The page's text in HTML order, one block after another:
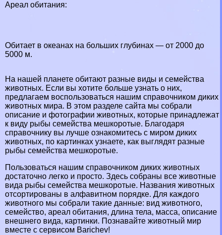
Ареал обитания:
Обитает в океанах на больших глубинах — от 2000 до
5000 м.
На нашей планете обитают разные виды и семейства
животных. Если вы хотите больше узнать о них,
предлагаем воспользоваться нашим справочником диких
животных мира. В этом разделе сайта мы собрали
описание и фотографии животных, которые принадлежат
к виду рыбы семейства мешкоротые. Благодаря
справочнику вы лучше ознакомитесь с миром диких
животных, по картинках узнаете, как выглядят разные
рыбы семейства мешкоротые.
Пользоваться нашим справочником диких животных
достаточно легко и просто. Здесь собраны все животные
вида рыбы семейства мешкоротые. Названия животных
отсортированы в алфавитном порядке. Для каждого
животного мы собрали такие данные: вид животного,
семейство, ареал обитания, длина тела, масса, описание
внешнего вида, картинки. Познавайте животный мир
вместе с сервисом Barichev!